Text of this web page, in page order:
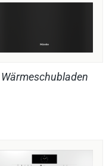
Wärmeschubladen